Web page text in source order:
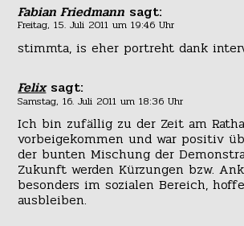
Fabian Friedmann sagt:
Freitag, 15. Juli 2011 um 19:46 Uhr
stimmta, is eher portreht dank
Felix sagt:
Samstag, 16. Juli 2011 um 18:36 Uhr
Ich bin zufällig zu der Zeit am
vorbeigekommen und war positiv
der bunten Mischung der
Zukunft werden Kürzungen bzw.
besonders im sozialen Bereich,
ausbleiben.